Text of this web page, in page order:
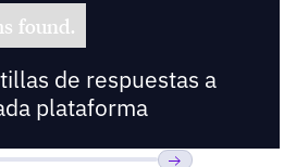
found.
de respuestas a
plataforma